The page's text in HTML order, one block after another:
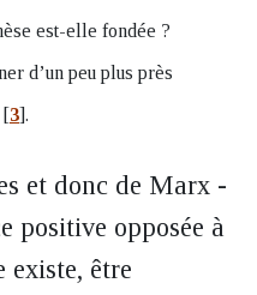
est-elle fondée ?
d’un peu plus près
[3].
et donc de Marx -
positive opposée à
existe, être